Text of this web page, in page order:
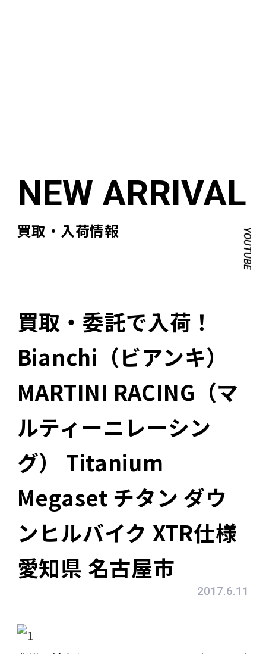
買取・入荷情報 YOUTUBE
買取・委託で入荷！
Bianchi（ビアンキ）
MARTINI RACING（マ
ルティーニレーシン
グ） Titanium
Megaset チタン ダウ
ンヒルバイク XTR仕様
愛知県 名古屋市
2017.6.11